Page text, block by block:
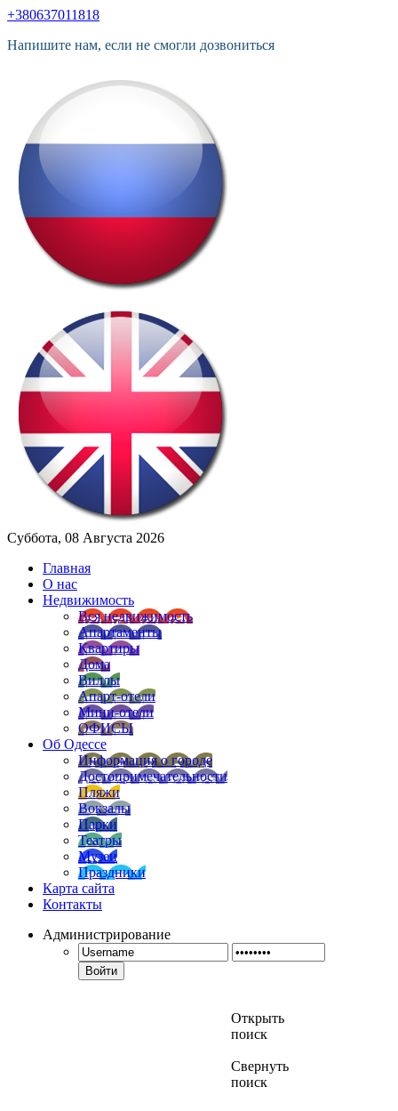
+380637011818
Напишите нам, если не смогли дозвониться
Суббота, 08 Августа 2026
Главная
О нас
Недвижимость
Вся недвижимость
Апартаменты
Квартиры
Дома
Виллы
Апарт-отели
Мини-отели
ОФИСЫ
Об Одессе
Информация о городе
Достопримечательности
Пляжи
Вокзалы
Парки
Театры
Музеи
Праздники
Карта сайта
Контакты
Администрирование
Войти
Открыть
поиск
Свернуть
поиск